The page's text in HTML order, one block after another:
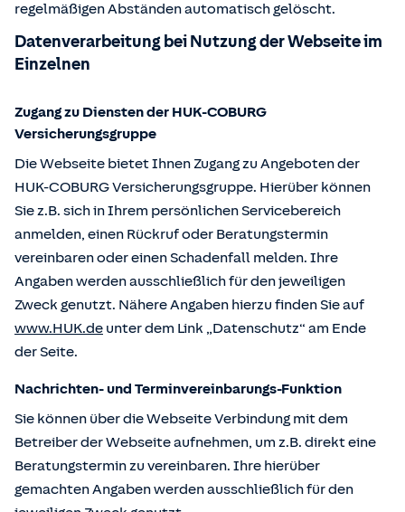
regelmäßigen Abständen automatisch gelöscht.
Datenverarbeitung bei Nutzung der Webseite im
Einzelnen
Zugang zu Diensten der HUK-COBURG
Versicherungsgruppe
Die Webseite bietet Ihnen Zugang zu Angeboten der
HUK-COBURG Versicherungsgruppe. Hierüber können
Sie z.B. sich in Ihrem persönlichen Servicebereich
anmelden, einen Rückruf oder Beratungstermin
vereinbaren oder einen Schadenfall melden. Ihre
Angaben werden ausschließlich für den jeweiligen
Zweck genutzt. Nähere Angaben hierzu finden Sie auf
www.HUK.de unter dem Link „Datenschutz“ am Ende
der Seite.
Nachrichten- und Terminvereinbarungs-Funktion
Sie können über die Webseite Verbindung mit dem
Betreiber der Webseite aufnehmen, um z.B. direkt eine
Beratungstermin zu vereinbaren. Ihre hierüber
gemachten Angaben werden ausschließlich für den